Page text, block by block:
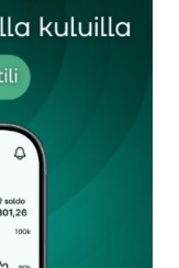
Pakolliset